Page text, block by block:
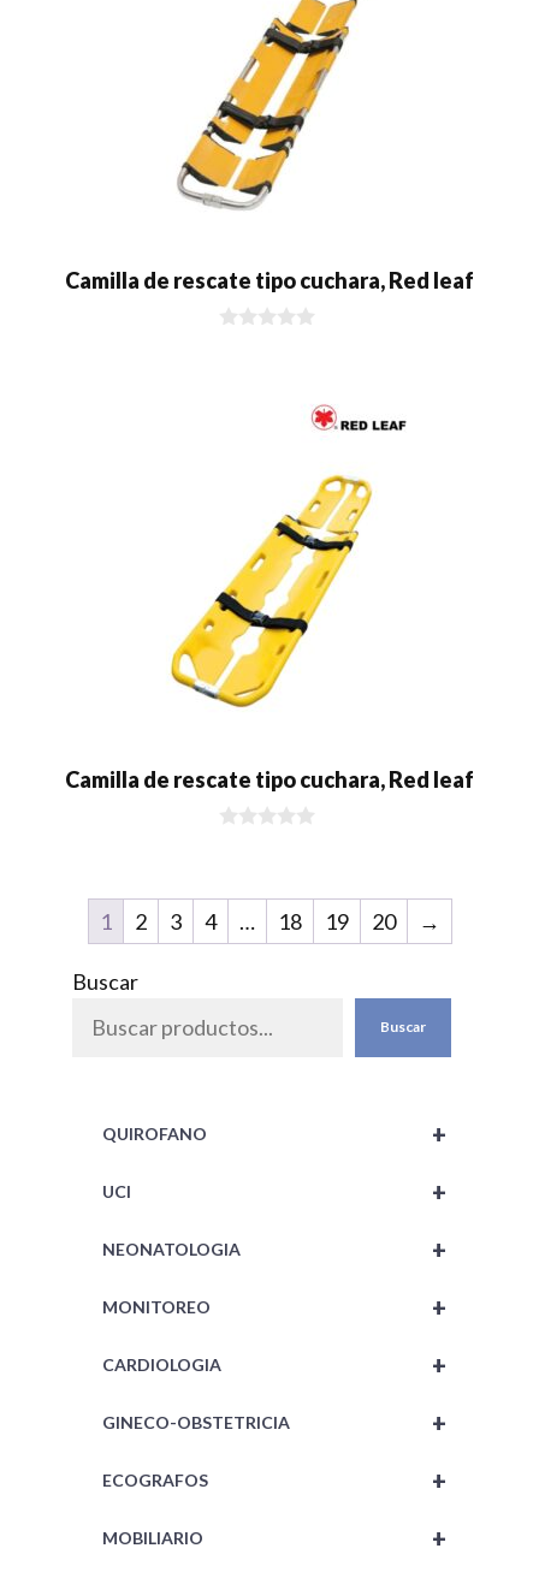
Camilla de rescate tipo cuchara, Red leaf
Camilla de rescate tipo cuchara, Red leaf
5
1 2 3 4 … 18 19 20 →
Buscar
Buscar
+
QUIROFANO
+
UCI
+
NEONATOLOGIA
+
MONITOREO
+
CARDIOLOGIA
+
GINECO-OBSTETRICIA
+
ECOGRAFOS
+
MOBILIARIO